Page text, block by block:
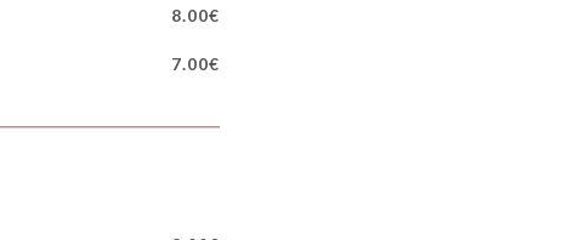
8.00€
7.00€